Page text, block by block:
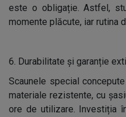
este o obligație. Astfel,
momente plăcute, iar rutina
6. Durabilitate și garanție
Scaunele special
materiale rezistente, cu
ore de utilizare. Investiția